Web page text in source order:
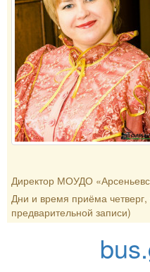
Директор МОУДО
Дни и время приёма
предварительной записи)